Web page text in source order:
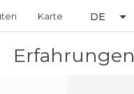
Erfahrungen
Karte DE